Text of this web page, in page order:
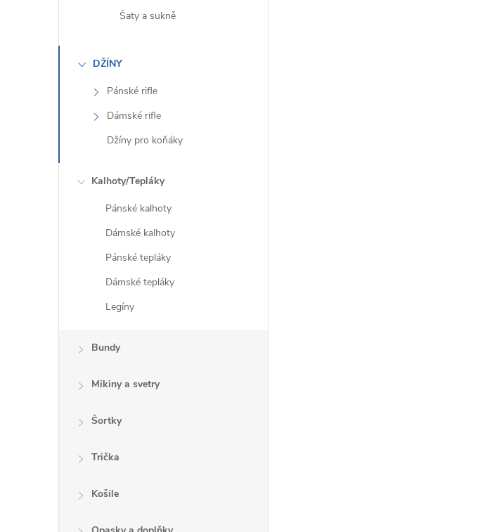
Šaty a sukně
DŽÍNY
Pánské rifle
Dámské rifle
Džíny pro koňáky
Kalhoty/Tepláky
Pánské kalhoty
Dámské kalhoty
Pánské tepláky
Dámské tepláky
Legíny
Bundy
Mikiny a svetry
Šortky
Trička
Košile